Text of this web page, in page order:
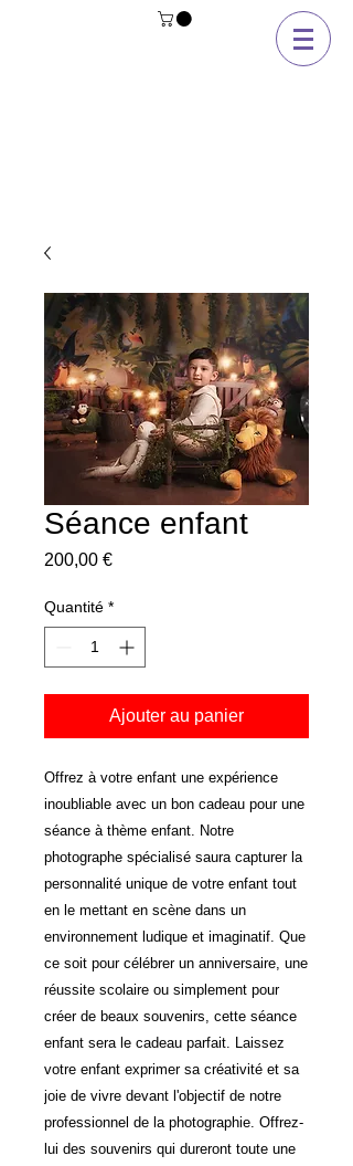
Séance enfant
200,00 €Prix
Quantité *
Ajouter au panier
Offrez à votre enfant une expérience
inoubliable avec un bon cadeau pour une
séance à thème enfant. Notre
photographe spécialisé saura capturer la
personnalité unique de votre enfant tout
en le mettant en scène dans un
environnement ludique et imaginatif. Que
ce soit pour célébrer un anniversaire, une
réussite scolaire ou simplement pour
créer de beaux souvenirs, cette séance
enfant sera le cadeau parfait. Laissez
votre enfant exprimer sa créativité et sa
joie de vivre devant l'objectif de notre
professionnel de la photographie. Offrez-
lui des souvenirs qui dureront toute une